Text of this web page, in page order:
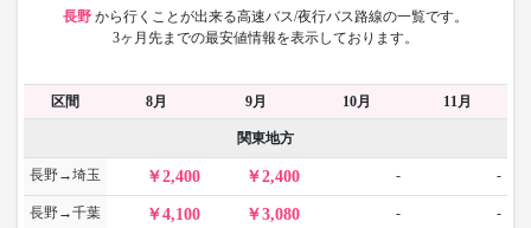
長野 から行くことが出来る高速バス/夜行バス路線の一覧です。
3ヶ月先までの最安値情報を表示しております。
区間 8月 9月 10月 11月
関東地方
長野→埼玉 2,400 2,400 - -
長野→千葉 4,100 3,080 - -